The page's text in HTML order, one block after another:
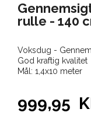
rulle - 140
Voksdug -
God kraftig kvalitet
Mål: 1,4x10 meter
999,95